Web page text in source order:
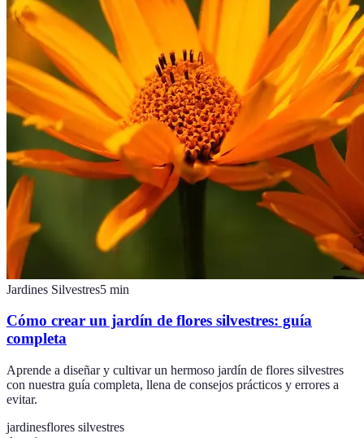
Jardines Silvestres5 min
Cómo crear un jardín de flores silvestres: guía
completa
Aprende a diseñar y cultivar un hermoso jardín de flores silvestres
con nuestra guía completa, llena de consejos prácticos y errores a
evitar.
jardinesflores silvestres